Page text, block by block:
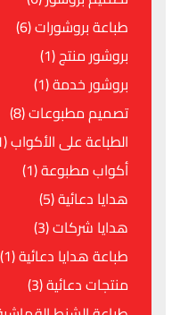
طباعة بروشورات (6)
بروشور منتج (1)
بروشور خدمة (1)
تصميم مطبوعات (8)
الطباعة على الأكواب (1)
أكواب مطبوعة (1)
هدايا دعائية (5)
هدايا شركات (3)
طباعة هدايا دعائية (1)
منتجات دعائية (3)